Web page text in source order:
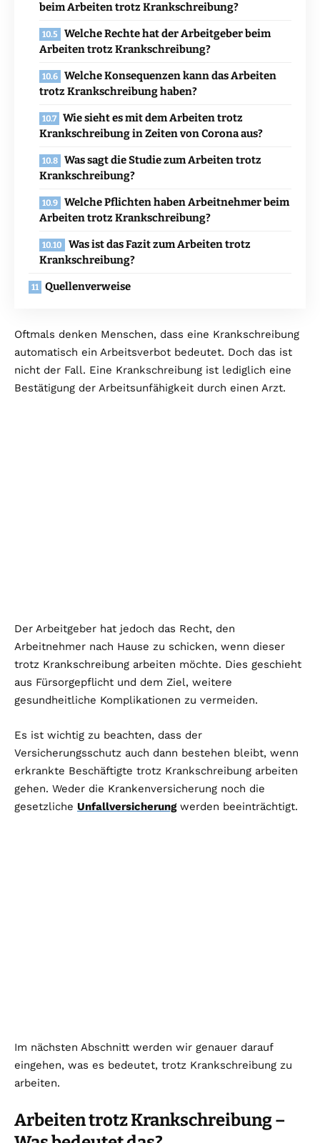
beim Arbeiten trotz Krankschreibung?
Welche Rechte hat der Arbeitgeber beim
Arbeiten trotz Krankschreibung?
Welche Konsequenzen kann das Arbeiten
trotz Krankschreibung haben?
Wie sieht es mit dem Arbeiten trotz
Krankschreibung in Zeiten von Corona aus?
Was sagt die Studie zum Arbeiten trotz
Krankschreibung?
Welche Pflichten haben Arbeitnehmer beim
Arbeiten trotz Krankschreibung?
Was ist das Fazit zum Arbeiten trotz
Krankschreibung?
Quellenverweise
Oftmals denken Menschen, dass eine Krankschreibung
automatisch ein Arbeitsverbot bedeutet. Doch das ist
nicht der Fall. Eine Krankschreibung ist lediglich eine
Bestätigung der Arbeitsunfähigkeit durch einen Arzt.
Der Arbeitgeber hat jedoch das Recht, den
Arbeitnehmer nach Hause zu schicken, wenn dieser
trotz Krankschreibung arbeiten möchte. Dies geschieht
aus Fürsorgepflicht und dem Ziel, weitere
gesundheitliche Komplikationen zu vermeiden.
Es ist wichtig zu beachten, dass der
Versicherungsschutz auch dann bestehen bleibt, wenn
erkrankte Beschäftigte trotz Krankschreibung arbeiten
gehen. Weder die Krankenversicherung noch die
gesetzliche Unfallversicherungwerden beeinträchtigt.
Im nächsten Abschnitt werden wir genauer darauf
eingehen, was es bedeutet, trotz Krankschreibung zu
arbeiten.
Arbeiten trotz Krankschreibung –